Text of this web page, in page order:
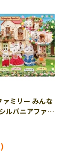
ァミリー みんな
ルバニアファミ